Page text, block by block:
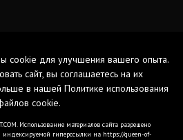
cookie для улучшения вашего опыта.
сайт, вы соглашаетесь на их
в нашей Политике использования
cookie.
Использование материалов сайта разрешено
индексируемой гиперссылки на https://queen-of-